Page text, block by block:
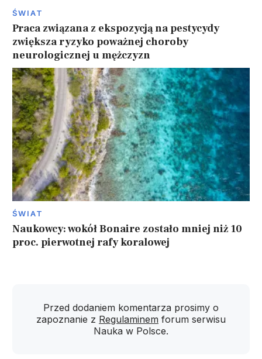
ŚWIAT
Praca związana z ekspozycją na pestycydy
zwiększa ryzyko poważnej choroby
neurologicznej u mężczyzn
ŚWIAT
Naukowcy: wokół Bonaire zostało mniej niż 10
proc. pierwotnej rafy koralowej
Przed dodaniem komentarza prosimy o
zapoznanie z Regulaminem forum serwisu
Nauka w Polsce.